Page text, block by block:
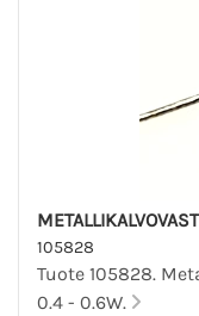
105828
Tuote 105828.
0.4 - 0.6W.